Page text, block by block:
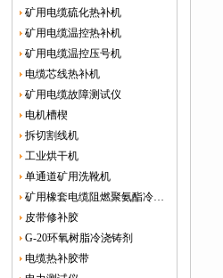
矿用电缆硫化热补机
矿用电缆温控热补机
矿用电缆温控压号机
电缆芯线热补机
矿用电缆故障测试仪
电机槽楔
拆切割线机
工业烘干机
单通道矿用洗靴机
矿用橡套电缆阻燃聚氨酯冷补胶
皮带修补胶
G-20环氧树脂冷浇铸剂
电缆热补胶带